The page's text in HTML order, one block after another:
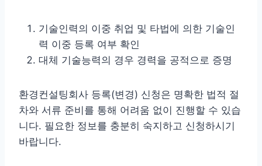
기술인력의 이중 취업 및 타법에 의한 기술인
력 이중 등록 여부 확인
대체 기술능력의 경우 경력을 공적으로 증명
환경컨설팅회사 등록(변경) 신청은 명확한 법적 절
차와 서류 준비를 통해 어려움 없이 진행할 수 있습
니다. 필요한 정보를 충분히 숙지하고 신청하시기
바랍니다.